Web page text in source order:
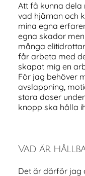
Att få kunna dela
vad hjärnan och
mina egna
egna skador
många
får arbeta med
skapat mig en
För jag behöver
avslappning,
stora doser
knopp ska hålla
Vad är
Det är därför jag